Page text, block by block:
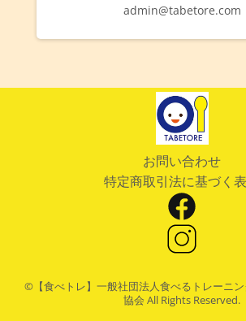
admin@tabetore.com
©️【食べトレ】一般社団法人食べるトレーニ
協会 All Rights Reserved.
特定商取引法に基づく
お問い合わせ